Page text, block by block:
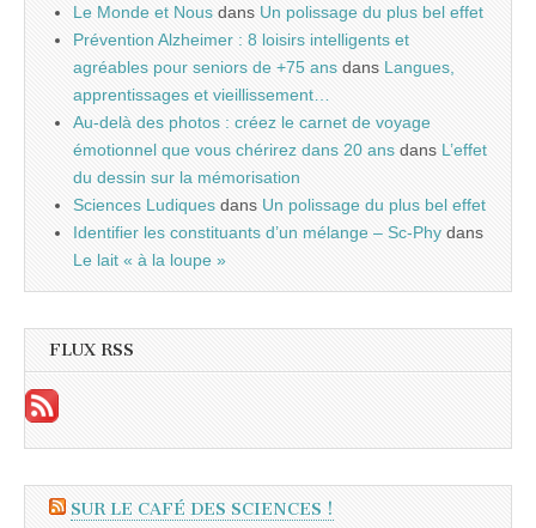
Le Monde et Nous dans Un polissage du plus bel effet
Prévention Alzheimer : 8 loisirs intelligents et
agréables pour seniors de +75 ans dans Langues,
apprentissages et vieillissement…
Au-delà des photos : créez le carnet de voyage
émotionnel que vous chérirez dans 20 ans dans L’effet
du dessin sur la mémorisation
Sciences Ludiques dans Un polissage du plus bel effet
Identifier les constituants d’un mélange – Sc-Phy dans
Le lait « à la loupe »
FLUX RSS
SUR LE CAFÉ DES SCIENCES !